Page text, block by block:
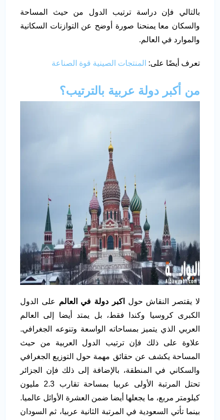
بالتالي فإن دراسة ترتيب الدول من حيث المساحة
والسكان معا يمنحنا صورة أوضح عن التوازنات السكانية
والموارد في العالم.
تعرف أيضًا على: المنتجات الصينية قوة الصناعة
من أكبر دولة عربية بالترتيب؟
لا يقتصر النقاش حول اكبر دولة في العالم على الدول
الكبرى كروسيا وكندا فقط، بل يمتد أيضا إلى العالم
العربي الذي يتميز بمساحاته الواسعة وتنوعه الجغرافي.
علاوة على ذلك فإن ترتيب الدول العربية من حيث
المساحة يكشف عن حقائق مهمة حول التوزيع الجغرافي
والسكاني في المنطقة، بالإضافة إلى ذلك فإن الجزائر
تحتل المرتبة الأولى عربيا بمساحة تقارب 2.3 مليون
كيلومتر مربع، ما يجعلها أيضا ضمن العشرة الأوائل عالميا.
بينما تأتي السعودية في المرتبة الثانية عربيا، ثم السودان